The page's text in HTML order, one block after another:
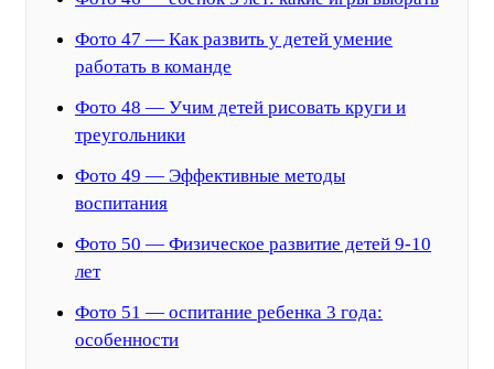
Фото 47 — Как развить у детей умение
работать в команде
Фото 48 — Учим детей рисовать круги и
треугольники
Фото 49 — Эффективные методы
воспитания
Фото 50 — Физическое развитие детей 9-10
лет
Фото 51 — оспитание ребенка 3 года:
особенности